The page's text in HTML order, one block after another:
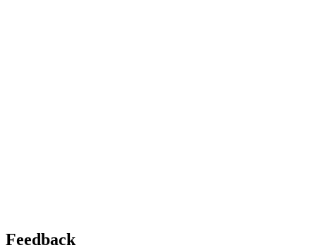
Feedback